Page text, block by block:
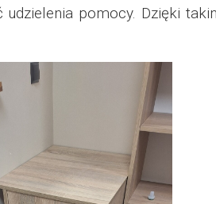
pomocy. Dzięki